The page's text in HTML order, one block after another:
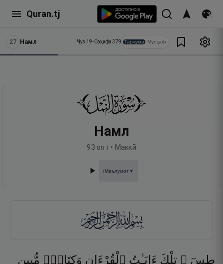
Quran.tj
27 Намл Ҷуз 19•Саҳифа 379 Тарҷума Мусҳаф
Намл
93 оят • Маккӣ
ℹ️Маълумот▼
طسٓ ۚ تِلْكَ ءَايَـٰتُ ٱلْقُرْءَانِ وَكِتَابٍۢ مُّبِينٍ